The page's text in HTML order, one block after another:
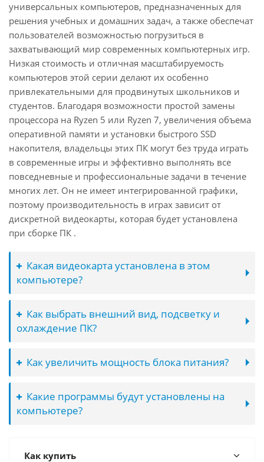
универсальных компьютеров, предназначенных для
решения учебных и домашних задач, а также обеспечат
пользователей возможностью погрузиться в
захватывающий мир современных компьютерных игр.
Низкая стоимость и отличная масштабируемость
компьютеров этой серии делают их особенно
привлекательными для продвинутых школьников и
студентов. Благодаря возможности простой замены
процессора на Ryzen 5 или Ryzen 7, увеличения объема
оперативной памяти и установки быстрого SSD
накопителя, владельцы этих ПК могут без труда играть
в современные игры и эффективно выполнять все
повседневные и профессиональные задачи в течение
многих лет. Он не имеет интегрированной графики,
поэтому производительность в играх зависит от
дискретной видеокарты, которая будет установлена
при сборке ПК .
Какая видеокарта установлена в этом
компьютере?
Как выбрать внешний вид, подсветку и
охлаждение ПК?
Как увеличить мощность блока питания?
Какие программы будут установлены на
компьютере?
Как купить